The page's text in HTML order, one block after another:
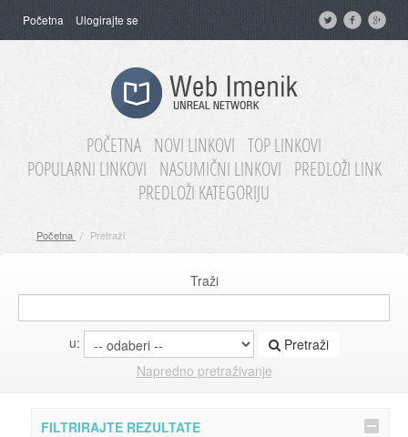
Početna Ulogirajte se
POČETNA NOVI LINKOVI TOP LINKOVI
POPULARNI LINKOVI
NASUMIČNI LINKOVI
PREDLOŽI LINK
PREDLOŽI KATEGORIJU
Početna / Pretraži
Traži
u:
Pretraži
Napredno pretraživanje
FILTRIRAJTE REZULTATE